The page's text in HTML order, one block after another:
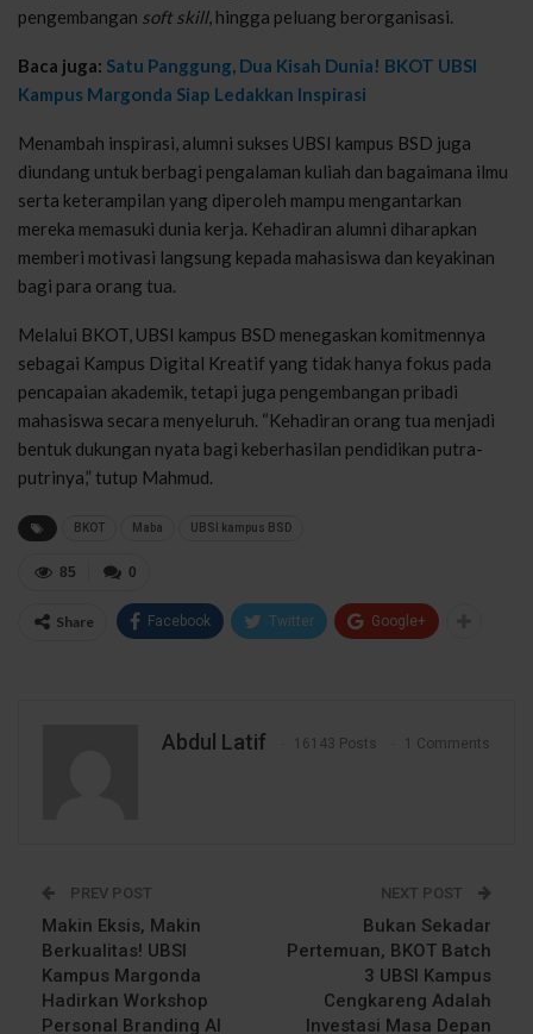
pengembangan soft skill, hingga peluang berorganisasi.
Baca juga: Satu Panggung, Dua Kisah Dunia! BKOT UBSI
Kampus Margonda Siap Ledakkan Inspirasi
Menambah inspirasi, alumni sukses UBSI kampus BSD juga
diundang untuk berbagi pengalaman kuliah dan bagaimana ilmu
serta keterampilan yang diperoleh mampu mengantarkan
mereka memasuki dunia kerja. Kehadiran alumni diharapkan
memberi motivasi langsung kepada mahasiswa dan keyakinan
bagi para orang tua.
Melalui BKOT, UBSI kampus BSD menegaskan komitmennya
sebagai Kampus Digital Kreatif yang tidak hanya fokus pada
pencapaian akademik, tetapi juga pengembangan pribadi
mahasiswa secara menyeluruh. “Kehadiran orang tua menjadi
bentuk dukungan nyata bagi keberhasilan pendidikan putra-
putrinya,” tutup Mahmud.
BKOT Maba UBSI kampus BSD
0
85
Share Facebook Twitter Google+
Abdul Latif 16143 Posts 1 Comments
PREV POST
Makin Eksis, Makin
Berkualitas! UBSI
Kampus Margonda
Hadirkan Workshop
Personal Branding AI
NEXT POST
Bukan Sekadar
Pertemuan, BKOT Batch
3 UBSI Kampus
Cengkareng Adalah
Investasi Masa Depan